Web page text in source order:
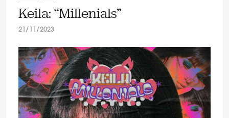
Keila: “Millenials”
21/11/2023